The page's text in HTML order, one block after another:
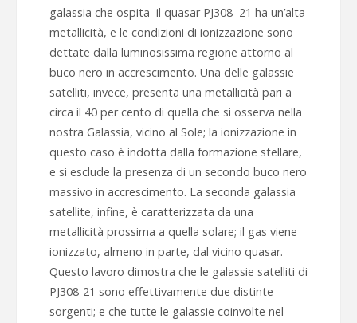
galassia che ospita il quasar PJ308–21 ha un’alta
metallicità, e le condizioni di ionizzazione sono
dettate dalla luminosissima regione attorno al
buco nero in accrescimento. Una delle galassie
satelliti, invece, presenta una metallicità pari a
circa il 40 per cento di quella che si osserva nella
nostra Galassia, vicino al Sole; la ionizzazione in
questo caso è indotta dalla formazione stellare,
e si esclude la presenza di un secondo buco nero
massivo in accrescimento. La seconda galassia
satellite, infine, è caratterizzata da una
metallicità prossima a quella solare; il gas viene
ionizzato, almeno in parte, dal vicino quasar.
Questo lavoro dimostra che le galassie satelliti di
PJ308-21 sono effettivamente due distinte
sorgenti; e che tutte le galassie coinvolte nel